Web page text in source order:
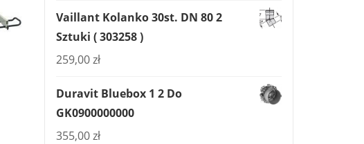
Vaillant Kolanko 30st. DN 80 2
Sztuki ( 303258 )
259,00zł
Duravit Bluebox 1 2 Do
GK0900000000
355,00zł